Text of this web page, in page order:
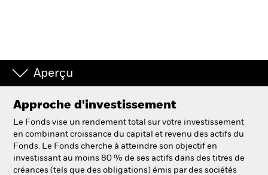
Aperçu
Approche d'investissement
Le Fonds vise un rendement total sur votre investissement
en combinant croissance du capital et revenu des actifs du
Fonds. Le Fonds cherche à atteindre son objectif en
investissant au moins 80 % de ses actifs dans des titres de
créances (tels que des obligations) émis par des sociétés